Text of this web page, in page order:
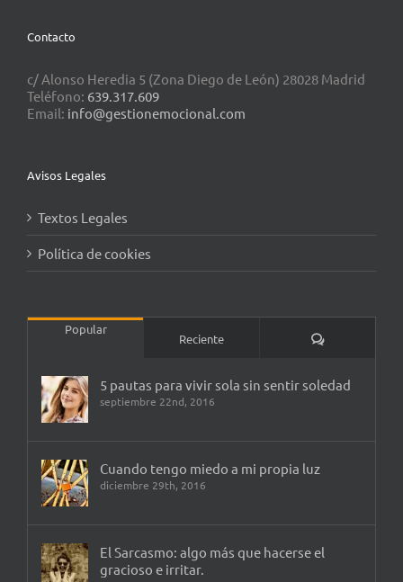
Contacto
c/ Alonso Heredia 5 (Zona Diego de León) 28028 Madrid
Teléfono: 639.317.609
Email: info@gestionemocional.com
Avisos Legales
Textos Legales
Política de cookies
Popular
Reciente Comentarios
5 pautas para vivir sola sin sentir soledad
septiembre 22nd, 2016
Cuando tengo miedo a mi propia luz
diciembre 29th, 2016
El Sarcasmo: algo más que hacerse el
gracioso e irritar.